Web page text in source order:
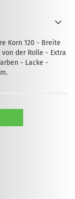
Korn 120 - Breite
der Rolle - Extra
- Lacke -